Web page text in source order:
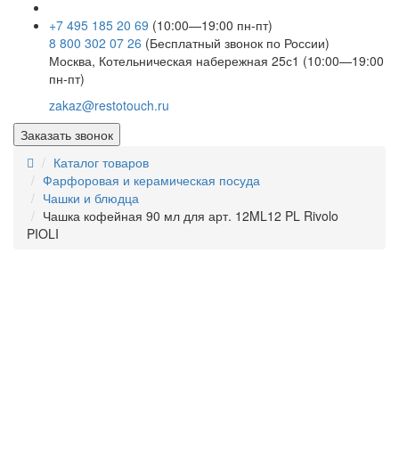
+7 495 185 20 69 (10:00—19:00 пн-пт)
8 800 302 07 26 (Бесплатный звонок по России)
Москва, Котельническая набережная 25с1 (10:00—19:00
пн-пт)
zakaz@restotouch.ru
Заказать звонок
Каталог товаров
Фарфоровая и керамическая посуда
Чашки и блюдца
Чашка кофейная 90 мл для арт. 12ML12 PL Rivolo
PIOLI